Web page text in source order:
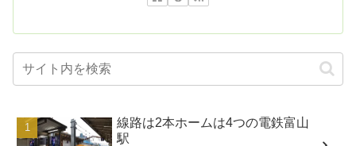
線路は2本ホームは4つの電鉄富山
駅